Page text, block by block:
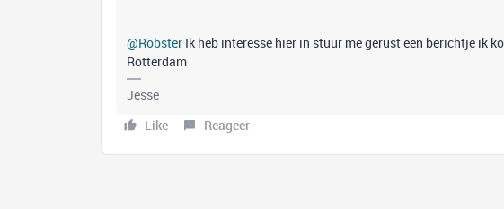
@Robster Ik heb interesse hier in stuur me gerust een berichtje ik
Rotterdam
Jesse
Like
Reageer